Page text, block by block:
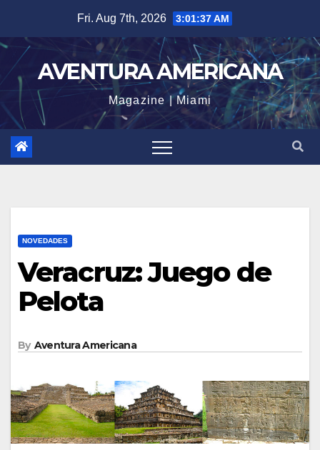
content
Fri. Aug 7th, 2026 3:01:38 AM
AVENTURA AMERICANA
Magazine | Miami
NOVEDADES
Veracruz: Juego de
Pelota
By Aventura Americana